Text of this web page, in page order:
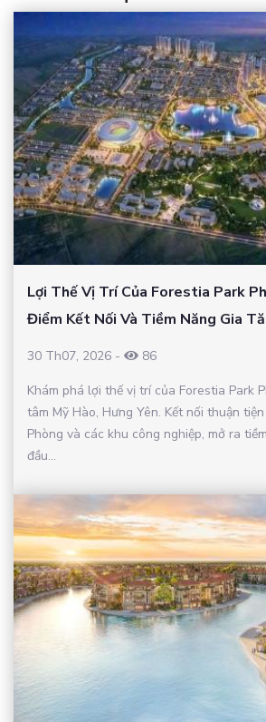
Lợi Thế Vị Trí Của Forestia Park
Điểm Kết Nối Và Tiềm Năng Gia
30 Th07, 2026 -
86
Khám phá lợi thế vị trí của Forestia Park
tâm Mỹ Hào, Hưng Yên. Kết nối thuận
Phòng và các khu công nghiệp, mở ra
đầu...